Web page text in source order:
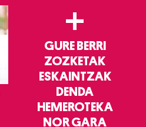
+
GURE BERRI
ZOZKETAK
ESKAINTZAK
DENDA
HEMEROTEKA
NOR GARA